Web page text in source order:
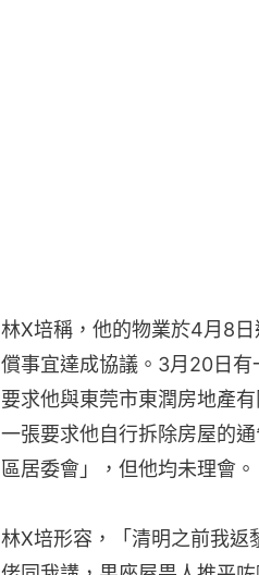
另一名港人業主何先生在當
日遭強拆，情況與林X培類似
（約2152呎），地舖和樓上